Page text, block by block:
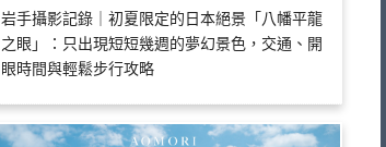
岩手攝影記錄｜初夏限定的日本絕景「八幡平龍
之眼」：只出現短短幾週的夢幻景色，交通、開
眼時間與輕鬆步行攻略